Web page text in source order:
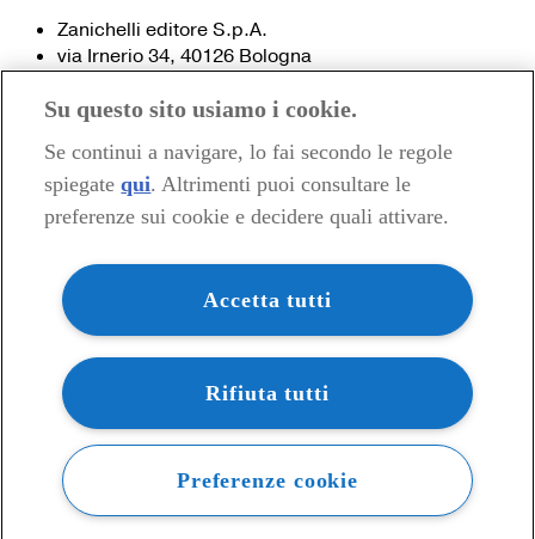
Zanichelli editore S.p.A.
via Irnerio 34, 40126 Bologna
Tel. 051- 293.111 / 245.024
© 2020 Zanichelli Editore spa
Contatti e recapiti
my.zanichelli.it
Filiali e agenzie
Acquisti: informazioni precontrattuali
Area stampa
Privacy
Su questo sito usiamo i cookie.
Se continui a navigare, lo fai secondo le regole
spiegate qui. Altrimenti puoi consultare le
preferenze sui cookie e decidere quali attivare.
Accetta tutti
Rifiuta tutti
Preferenze cookie